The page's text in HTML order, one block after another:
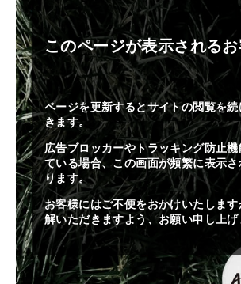
このページが表示される
ページを更新するとサイトの閲覧を
きます。
広告ブロッカーやトラッキング防止
ている場合、この画面が頻繁に表示
ります。
お客様にはご不便をおかけいたしま
解いただきますよう、お願い申し上げ